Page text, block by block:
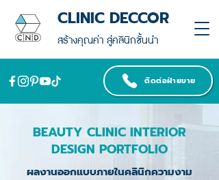
สร้างคุณค่า สู่คลินิกชั้นนำ
CLINIC DECCOR
ติดต่อฝ่ายขาย
BEAUTY CLINIC INTERIOR
DESIGN PORTFOLIO
ผลงานออกแบบภายในคลินิกความงาม